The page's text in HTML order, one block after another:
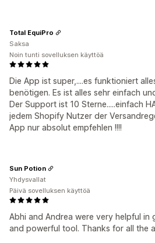
Die App ist super,....es funktioniert
benötigen. Es ist alles sehr einfach
Der Support ist 10 Sterne.....einfach
jedem Shopify Nutzer der
App nur absolut empfehlen !!!!
Total EquiPro
Saksa
Noin tunti sovelluksen käyttöä
Abhi and Andrea were very helpful in
and powerful tool. Thanks for all the
Sun Potion
Yhdysvallat
Päivä sovelluksen käyttöä